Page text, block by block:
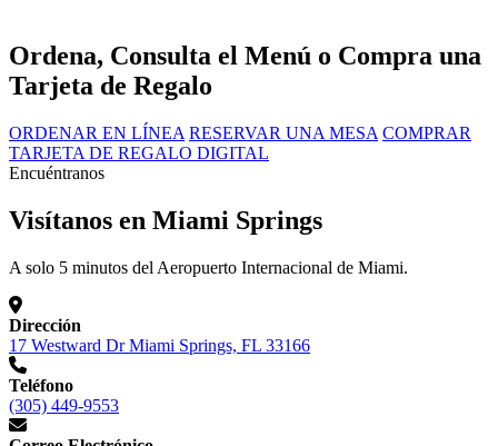
Ordena, Consulta el Menú o Compra una
Tarjeta de Regalo
ORDENAR EN LÍNEA RESERVAR UNA MESA COMPRAR
TARJETA DE REGALO DIGITAL
Encuéntranos
Visítanos en Miami Springs
A solo 5 minutos del Aeropuerto Internacional de Miami.
Dirección
17 Westward Dr Miami Springs, FL 33166
Teléfono
(305) 449-9553